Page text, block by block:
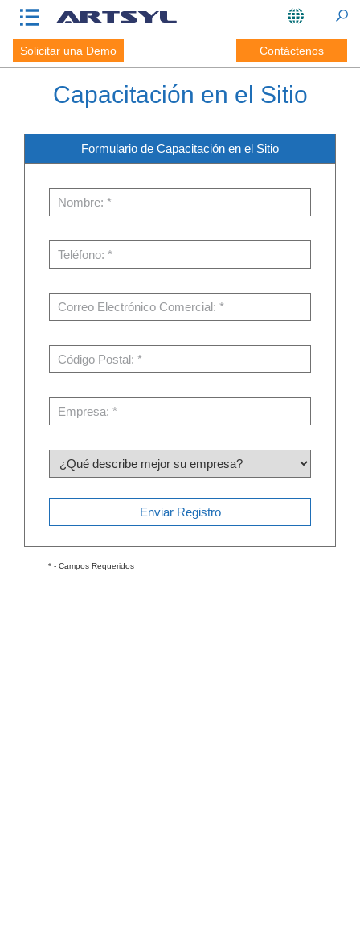
Solicitar una Demo Contáctenos
Capacitación en el Sitio
Formulario de Capacitación en el Sitio
* - Campos Requeridos